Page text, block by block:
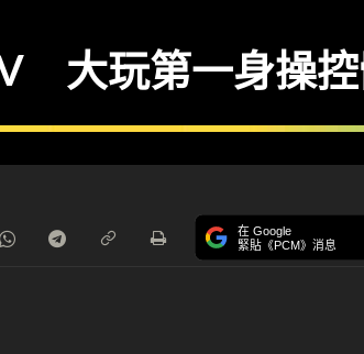
大玩第一身操
在 Google
緊貼《PCM》消息